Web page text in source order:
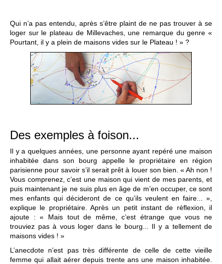
Qui n’a pas entendu, après s’être plaint de ne pas trouver à se
loger sur le plateau de Millevaches, une remarque du genre «
Pourtant, il y a plein de maisons vides sur le Plateau ! » ?
Des exemples à foison...
Il y a quelques années, une personne ayant repéré une maison
inhabitée dans son bourg appelle le propriétaire en région
parisienne pour savoir s’il serait prêt à louer son bien. « Ah non !
Vous comprenez, c’est une maison qui vient de mes parents, et
puis maintenant je ne suis plus en âge de m’en occuper, ce sont
mes enfants qui décideront de ce qu’ils veulent en faire... »,
explique le propriétaire. Après un petit instant de réflexion, il
ajoute : « Mais tout de même, c’est étrange que vous ne
trouviez pas à vous loger dans le bourg... Il y a tellement de
maisons vides ! »
L’anecdote n’est pas très différente de celle de cette vieille
femme qui allait aérer depuis trente ans une maison inhabitée.